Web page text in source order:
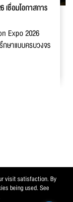
visit satisfaction. By
being used. See
ชื่อมโอกาสการ
Expo 2026
กษาแบบครบวงจร